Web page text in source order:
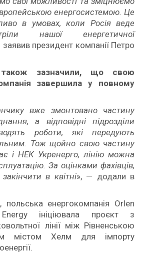
енергосистемою. Це
в умовах, коли Росія веде
нашої енергетичної
заявив президент компанії Петро
зазначили, що свою
завершила у повному
вже змонтовано частину
а відповідні підрозділи
роботи, які передують
Тож щойно свою частину
і НЕК Укренерго, лінію можна
За оцінками фахівців,
в квітні», — додали в
польська енергокомпанія Orlen
ініціювала проєкт з
лінії між Рівненською
містом Хелм для імпорту